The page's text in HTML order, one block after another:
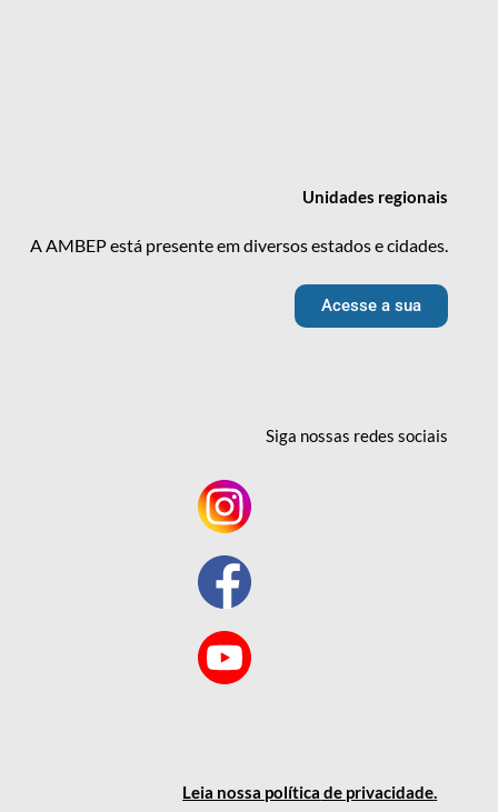
Unidades regionais
A AMBEP está presente em diversos estados e cidades.
Acesse a sua
Siga nossas redessociais
Leia nossa política de privacidade.